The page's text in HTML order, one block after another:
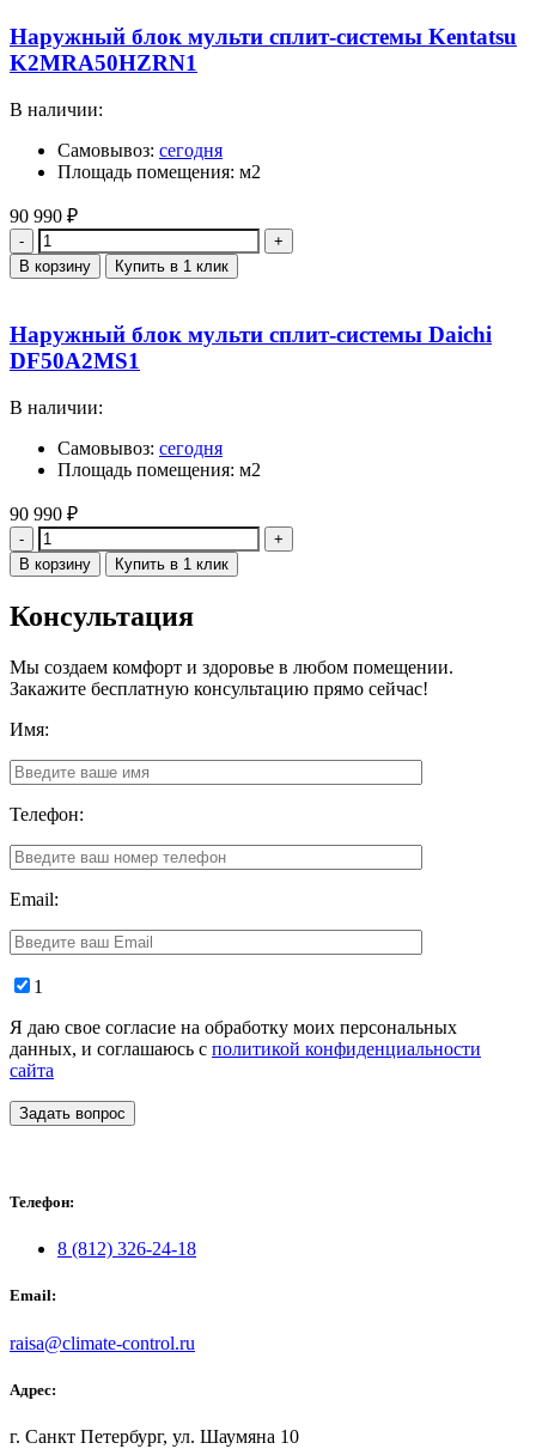
Наружный блок мульти сплит-системы Kentatsu
K2MRA50HZRN1
В наличии:
Самовывоз: сегодня
Площадь помещения: м2
90 990 ₽
Количество
В корзину Купить в 1 клик
Наружный блок мульти сплит-системы Daichi
DF50A2MS1
В наличии:
Самовывоз: сегодня
Площадь помещения: м2
90 990 ₽
Количество
В корзину Купить в 1 клик
Консультация
Мы создаем комфорт и здоровье в любом помещении.
Закажите бесплатную консультацию прямо сейчас!
Имя:
Телефон:
Email:
1
Я даю свое согласие на обработку моих персональных
данных, и соглашаюсь с политикой конфиденциальности
сайта
Задать вопрос
Телефон:
8 (812) 326-24-18
Email:
raisa@climate-control.ru
Адрес:
г. Санкт Петербург, ул. Шаумяна 10